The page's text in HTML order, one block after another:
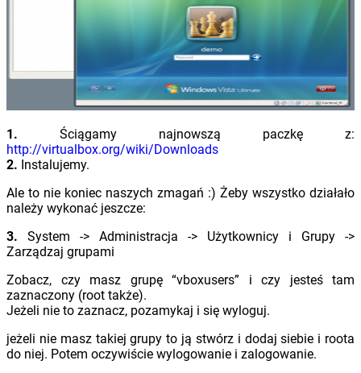
1. Ściągamy najnowszą paczkę z:
http://virtualbox.org/wiki/Downloads
2. Instalujemy.
Ale to nie koniec naszych zmagań :) Żeby wszystko działało
należy wykonać jeszcze:
3. System -> Administracja -> Użytkownicy i Grupy ->
Zarządzaj grupami
Zobacz, czy masz grupę “vboxusers” i czy jesteś tam
zaznaczony (root także).
Jeżeli nie to zaznacz, pozamykaj i się wyloguj.
jeżeli nie masz takiej grupy to ją stwórz i dodaj siebie i roota
do niej. Potem oczywiście wylogowanie i zalogowanie.